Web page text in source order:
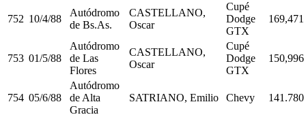
752 10/4/88
Autódromo
de Bs.As.
CASTELLANO,
Oscar
Cupé
Dodge
GTX
169,471
753 01/5/88
Autódromo
de Las
Flores
CASTELLANO,
Oscar
Cupé
Dodge
GTX
150,996
754 05/6/88
Autódromo
de Alta
Gracia
SATRIANO, Emilio Chevy 141.780